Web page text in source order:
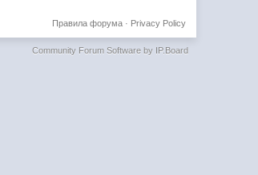
Privacy Policy
Правила форума·
Community Forum Software by IP.Board